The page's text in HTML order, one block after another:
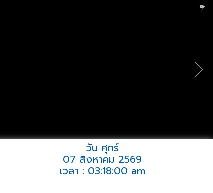
วัน ศุกร์
07 สิงหาคม 2569
เวลา : 03:18:00 am